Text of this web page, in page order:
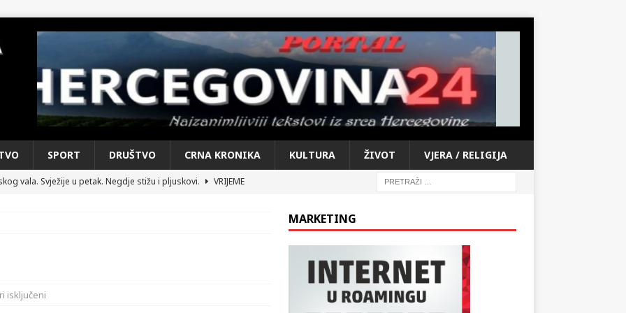
SPORT DRUŠTVO CRNA KRONIKA KULTURA ŽIVOT VJERA / RELIGIJA
vala. Svježije u petak. Negdje stižu i pljuskovi.
VRIJEME
RAT
iz sažetka dnevnih događaja za protekli vikend
isključeni
MARKETING